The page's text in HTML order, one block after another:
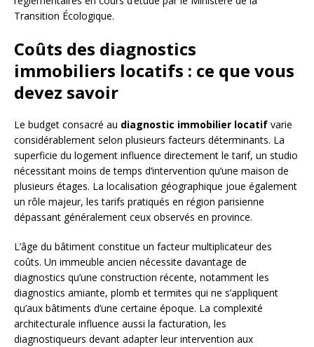
Transition Écologique.
Coûts des diagnostics
immobiliers locatifs : ce que vous
devez savoir
Le budget consacré au diagnostic immobilier locatif varie
considérablement selon plusieurs facteurs déterminants. La
superficie du logement influence directement le tarif, un studio
nécessitant moins de temps d’intervention qu’une maison de
plusieurs étages. La localisation géographique joue également
un rôle majeur, les tarifs pratiqués en région parisienne
dépassant généralement ceux observés en province.
L’âge du bâtiment constitue un facteur multiplicateur des
coûts. Un immeuble ancien nécessite davantage de
diagnostics qu’une construction récente, notamment les
diagnostics amiante, plomb et termites qui ne s’appliquent
qu’aux bâtiments d’une certaine époque. La complexité
architecturale influence aussi la facturation, les
diagnostiqueurs devant adapter leur intervention aux